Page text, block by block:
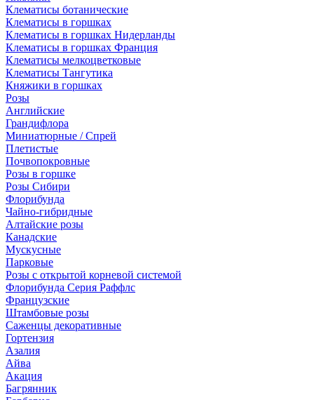
Клематисы ботанические
Клематисы в горшках
Клематисы в горшках Нидерланды
Клематисы в горшках Франция
Клематисы мелкоцветковые
Клематисы Тангутика
Княжики в горшках
Розы
Английские
Грандифлора
Миниатюрные / Спрей
Плетистые
Почвопокровные
Розы в горшке
Розы Сибири
Флорибунда
Чайно-гибридные
Алтайские розы
Канадские
Мускусные
Парковые
Розы с открытой корневой системой
Флорибунда Серия Раффлс
Французские
Штамбовые розы
Саженцы декоративные
Гортензия
Азалия
Айва
Акация
Багрянник